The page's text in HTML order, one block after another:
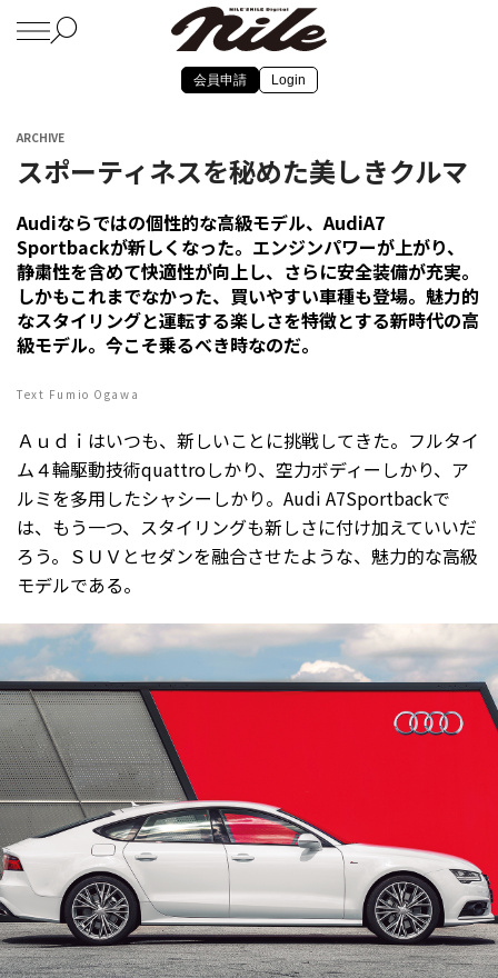
会員申請 Login
ARCHIVE
スポーティネスを秘めた美しきクルマ
Audiならではの個性的な高級モデル、AudiA7
Sportbackが新しくなった。エンジンパワーが上がり、
静粛性を含めて快適性が向上し、さらに安全装備が充実。
しかもこれまでなかった、買いやすい車種も登場。魅力的
なスタイリングと運転する楽しさを特徴とする新時代の高
級モデル。今こそ乗るべき時なのだ。
Text Fumio Ogawa
Ａｕｄｉはいつも、新しいことに挑戦してきた。フルタイ
ム４輪駆動技術quattroしかり、空力ボディーしかり、ア
ルミを多用したシャシーしかり。Audi A7Sportbackで
は、もう一つ、スタイリングも新しさに付け加えていいだ
ろう。ＳＵＶとセダンを融合させたような、魅力的な高級
モデルである。